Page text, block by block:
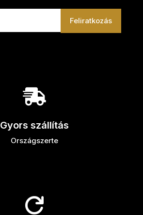
Feliratkozás

Gyors szállítás
Országszerte
